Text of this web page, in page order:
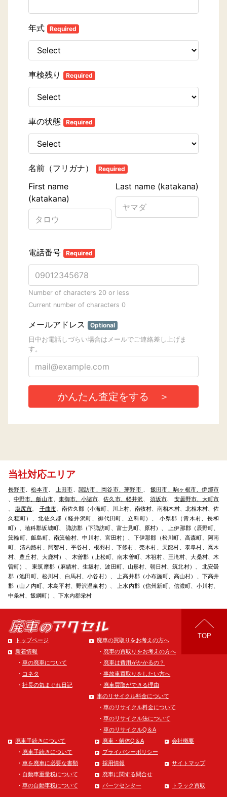
当社対応エリア
長野市、松本市 上田市 諏訪市、岡谷市、茅野市
飯田市、駒ヶ根市、伊那市
、中野市、飯山市、 東御市、小諸市 、佐久市、軽井沢 、須坂市
安曇野市、大町市
、塩尻市 千曲市、南佐久郡（小海町、川上村、南牧村、南相木村、北相木村、佐
久穂町）、北佐久郡（軽井沢町、御代田町、立科町）、 小県郡（青木村、長和
町）、埴科郡坂城町、 諏訪郡（下諏訪町、富士見町、原村）、 上伊那郡（辰野町、
箕輪町、飯島町、南箕輪村、中川村、宮田村）、下伊那郡（松川町、高森町、阿南
町、清内路村、阿智村、平谷村、根羽村、下條村、売木村、天龍村、泰阜村、喬木
村、豊丘村、大鹿村）、 木曽郡（上松町、南木曽町、木祖村、王滝村、大桑村、木
曽町）、 東筑摩郡（麻績村、生坂村、波田町、山形村、朝日村、筑北村）、 北安曇
郡（池田町、松川村、白馬村、小谷村）、 上高井郡（小布施町、高山村）、下高井
郡（山ノ内町、木島平村、野沢温泉村）、 上水内郡（信州新町、信濃町、小川村、
中条村、飯綱町）、下水内郡栄村
トップページ
新着情報
車の廃車について
コネタ
社長の気まぐれ日記
廃車の買取りをお考えの方へ
廃車の買取りをお考えの方へ
廃車は費用がかかるの？
事故車買取りをしたい方へ
廃車買取ができる理由
車のリサイクル料金について
車のリサイクル料金について
車のリサイクル法について
車のリサイクルQ＆A
廃車手続きについて
廃車手続きについて
車を廃車に必要な書類
自動車重量税について
車の自動車税について
廃車・解体Q＆A
会社概要
プライバシーポリシー
採用情報
サイトマップ
廃車に関する問合せ
パーツセンター
トラック買取
TOP